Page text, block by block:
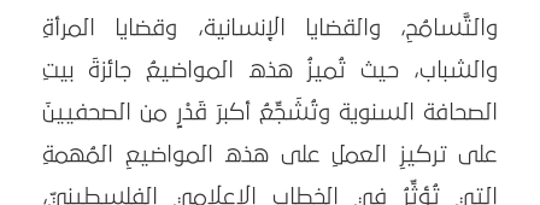
والتَّسامُحِ، والقضايا الإنسانية، وقضايا المرأةِ
والشباب، حيث تُميزُ هذه المواضيعُ جائزةَ بيتِ
الصحافة السنوية وتُشَجِّعُ أكبرَ قَدْرٍ من الصحفيينَ
على تركيزِ العملِ على هذه المواضيعِ المُهمةِ
التي تُؤثِّرُ في الخطابِ الإعلامي الفلسطينيّ،